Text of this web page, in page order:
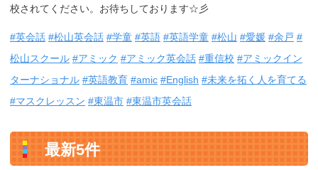
校されてください。お待ちしております☆彡
#英会話 #松山英会話 #学童 #英語 #英語学童 #松山 #愛媛 #余戸 #
松山スクール #アミック #アミック英会話 #重信校 #アミックイン
ターナショナル #英語教育 #amic #English #未来を拓く人を育てる
#マスクレッスン #東温市 #東温市英会話
最新5件